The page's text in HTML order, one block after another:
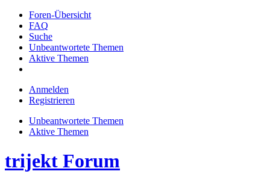
Foren-Übersicht
FAQ
Suche
Unbeantwortete Themen
Aktive Themen
Anmelden
Registrieren
Unbeantwortete Themen
Aktive Themen
trijekt Forum